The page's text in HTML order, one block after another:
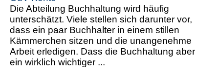
Die Abteilung Buchhaltung wird häufig
unterschätzt. Viele stellen sich darunter vor,
dass ein paar Buchhalter in einem stillen
Kämmerchen sitzen und die unangenehme
Arbeit erledigen. Dass die Buchhaltung aber
ein wirklich wichtiger ...